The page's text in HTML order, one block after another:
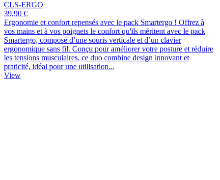
CLS-ERGO
39,90 €
Ergonomie et confort repensés avec le pack Smartergo ! Offrez à
vos mains et à vos poignets le confort qu'ils méritent avec le pack
Smartergo, composé d’une souris verticale et d’un clavier
ergonomique sans fil. Conçu pour améliorer votre posture et réduire
les tensions musculaires, ce duo combine design innovant et
praticité, idéal pour une utilisation...
View